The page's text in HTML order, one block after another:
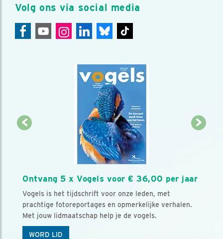
Volg ons via social media
Ontvang 5 x Vogels voor € 36,00 per jaar
Vogels is het tijdschrift voor onze leden, met
prachtige fotoreportages en opmerkelijke verhalen.
Met jouw lidmaatschap help je de vogels.
WORD LID